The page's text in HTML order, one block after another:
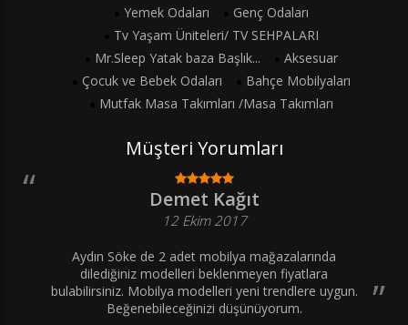
Yemek Odaları
Genç Odaları
Tv Yaşam Üniteleri/ TV SEHPALARI
Mr.Sleep Yatak baza Başlık...
Aksesuar
Çocuk ve Bebek Odaları
Bahçe Mobilyaları
Mutfak Masa Takımları /Masa Takımları
Müşteri Yorumları
Demet Kağıt
12 Ekim 2017
Aydın Söke de 2 adet mobilya mağazalarında
dilediğiniz modelleri beklenmeyen fiyatlara
bulabilirsiniz. Mobilya modelleri yeni trendlere uygun.
Beğenebileceğinizi düşünüyorum.